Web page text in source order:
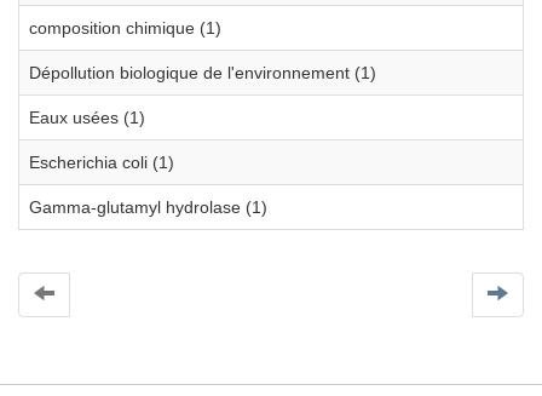
composition chimique (1)
Dépollution biologique de l'environnement (1)
Eaux usées (1)
Escherichia coli (1)
Gamma-glutamyl hydrolase (1)